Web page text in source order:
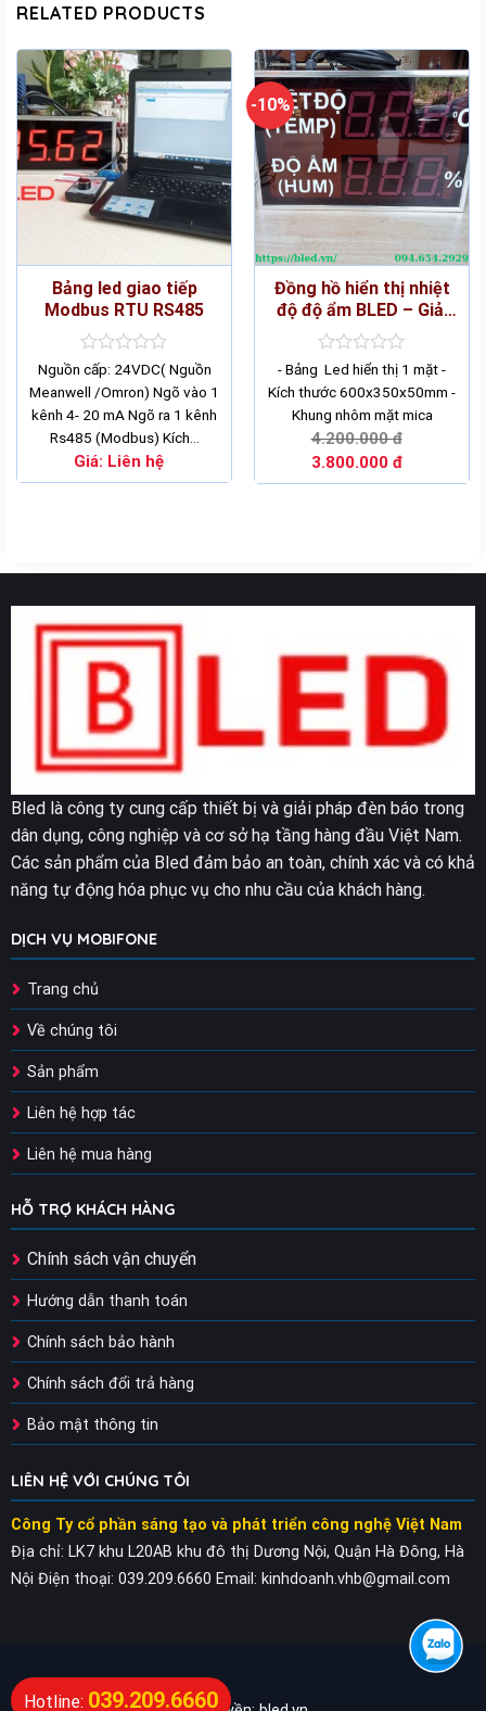
RELATED PRODUCTS
Bảng led giao tiếp
Modbus RTU RS485
Rated
0
out
of
5
Nguồn cấp: 24VDC( Nguồn
Meanwell /Omron) Ngõ vào 1
kênh 4- 20 mA Ngõ ra 1 kênh
Rs485 (Modbus) Kích…
Giá: Liên hệ
-10%
Đồng hồ hiển thị nhiệt
độ độ ẩm BLED – Giải
pháp cho quản lý nhiệt
độ và độ ẩm
Rated
0
out
of
5
- Bảng Led hiển thị 1 mặt -
Kích thước 600x350x50mm -
Khung nhôm mặt mica
4.200.000đ
3.800.000 đ
Bled là công ty cung cấp thiết bị và giải pháp đèn báo trong
dân dụng, công nghiệp và cơ sở hạ tầng hàng đầu Việt Nam.
Các sản phẩm của Bled đảm bảo an toàn, chính xác và có khả
năng tự động hóa phục vụ cho nhu cầu của khách hàng.
DỊCH VỤ MOBIFONE
Trang chủ
Về chúng tôi
Sản phẩm
Liên hệ hợp tác
Liên hệ mua hàng
HỖ TRỢ KHÁCH HÀNG
Chính sách vận chuyển
Hướng dẫn thanh toán
Chính sách bảo hành
Chính sách đổi trả hàng
Bảo mật thông tin
LIÊN HỆ VỚI CHÚNG TÔI
Công Ty cổ phần sáng tạo và phát triển công nghệ Việt Nam
Địa chỉ: LK7 khu L20AB khu đô thị Dương Nội, Quận Hà Đông, Hà
Nội Điện thoại: 039.209.6660 Email: kinhdoanh.vhb@gmail.com
Hotline: 039.209.6660